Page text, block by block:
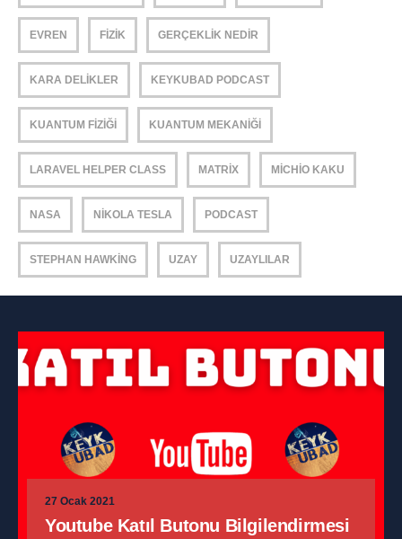
EVREN FIZIK GERÇEKLIK NEDIR
KARA DELIKLER KEYKUBAD PODCAST
KUANTUM FIZIĞI KUANTUM MEKANIĞI
LARAVEL HELPER CLASS MATRIX MICHIO KAKU
NASA NIKOLA TESLA PODCAST
STEPHAN HAWKING UZAY UZAYLILAR
27 Ocak 2021
Youtube Katıl Butonu Bilgilendirmesi